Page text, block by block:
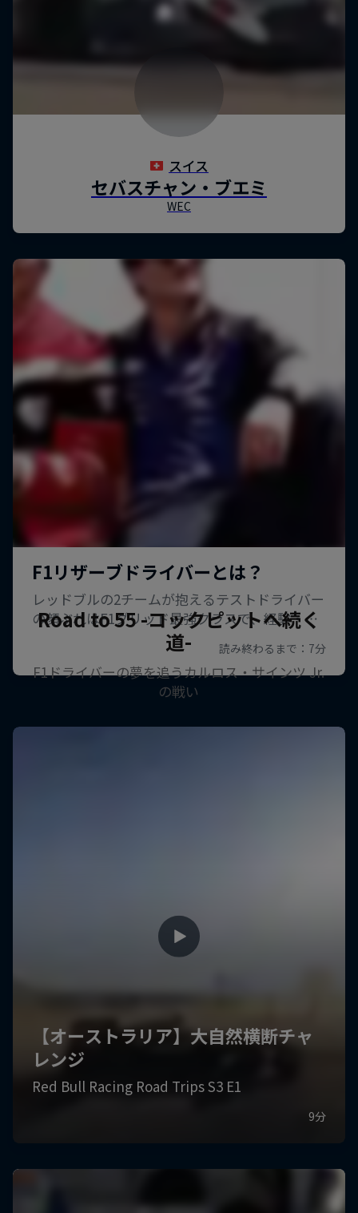
Road to 55 -コックピットへ続く
道-
F1ドライバーの夢を追うカルロス・サインツ Jr.
の戦い